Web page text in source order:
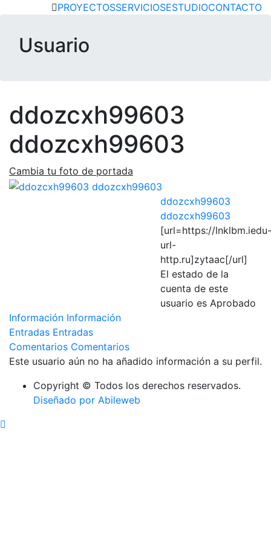
PROYECTOSSERVICIOSESTUDIOCONTACTO
Usuario
ddozcxh99603
ddozcxh99603
Cambia tu foto de portada
ddozcxh99603
ddozcxh99603
[url=https://lnklbm.iedu-
url-
http.ru]zytaac[/url]
El estado de la
cuenta de este
usuario es Aprobado
Información Información
Entradas Entradas
Comentarios Comentarios
Este usuario aún no ha añadido información a su perfil.
Copyright © Todos los derechos reservados.
Diseñado por Abileweb